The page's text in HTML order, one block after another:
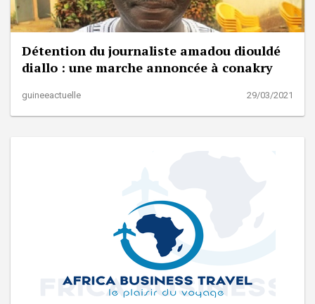
Détention du journaliste amadou diouldé
diallo : une marche annoncée à conakry
guineeactuelle 29/03/2021